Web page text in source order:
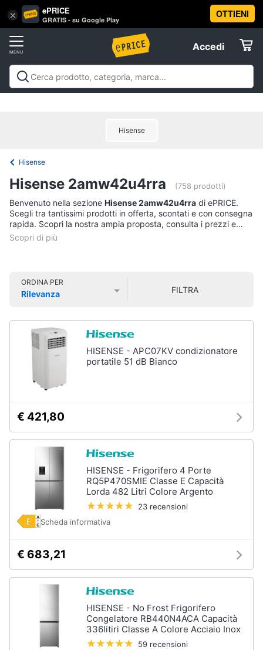
× ePRICE
GRATIS - su Google Play
OTTIENI
Accedi
Accedi
Registrati
Offerte
Tv
e
Home
Cinema
home
Audio
Arredo
Brico
Giardinaggio
Salute
igiene
Beauty
Prima
Vai
al
Hisense
Hisense
Hisense 2amw42u4rra (758 prodotti)
Benvenuto nella sezione Hisense 2amw42u4rra di ePRICE.
Scegli tra tantissimi prodotti in offerta, scontati e con consegna
rapida. Scopri la nostra ampia proposta, consulta i prezzi e
acquista comodamente online.
ORDINA PER
Rilevanza
FILTRA
HISENSE - APC07KV condizionatore
portatile 51 dB Bianco
€ 421,80
HISENSE - Frigorifero 4 Porte
RQ5P470SMIE Classe E Capacità
Lorda 482 Litri Colore Argento
23 recensioni
Scheda informativa
€ 683,21
HISENSE - No Frost Frigorifero
Congelatore RB440N4ACA Capacità
336litiri Classe A Colore Acciaio Inox
59 recensioni